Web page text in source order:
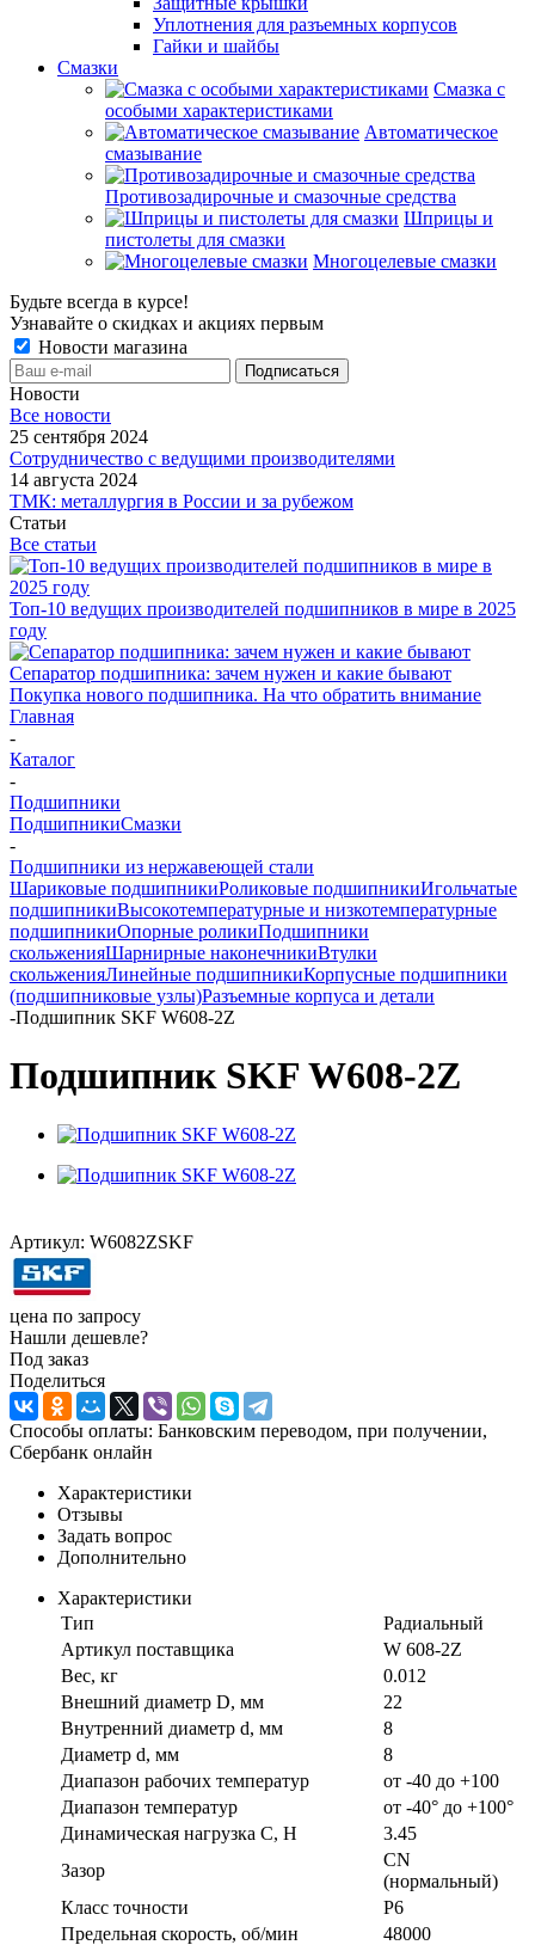
Уплотнения для разъемных корпусов
Гайки и шайбы
Смазки
Смазка с
особыми характеристиками
Автоматическое
смазывание
Противозадирочные и смазочные средства
Шприцы и
пистолеты для смазки
Многоцелевые смазки
Будьте всегда в курсе!
Узнавайте о скидках и акциях первым
Новости магазина
Новости
Все новости
25 сентября 2024
Сотрудничество с ведущими производителями
14 августа 2024
ТМК: металлургия в России и за рубежом
Статьи
Все статьи
Топ-10 ведущих производителей подшипников в мире в 2025
году
Сепаратор подшипника: зачем нужен и какие бывают
Покупка нового подшипника. На что обратить внимание
Главная
-
Каталог
-
Подшипники
ПодшипникиСмазки
-
Подшипники из нержавеющей стали
Шариковые подшипникиРоликовые подшипникиИгольчатые
подшипникиВысокотемпературные и низкотемпературные
подшипникиОпорные роликиПодшипники
скольженияШарнирные наконечникиВтулки
скольженияЛинейные подшипникиКорпусные подшипники
(подшипниковые узлы)Разъемные корпуса и детали
-Подшипник SKF W608-2Z
Подшипник SKF W608-2Z
Артикул: W6082ZSKF
цена по запросу
Нашли дешевле?
Под заказ
Поделиться
Способы оплаты: Банковским переводом, при получении,
Сбербанк онлайн
Характеристики
Отзывы
Задать вопрос
Дополнительно
Характеристики
Тип
Радиальный
Артикул поставщика
W 608-2Z
Вес, кг
0.012
Внешний диаметр D, мм
22
Внутренний диаметр d, мм
8
Диаметр d, мм
8
Диапазон рабочих температур
от -40 до +100
Диапазон температур
от -40° до +100°
Динамическая нагрузка C, Н
3.45
Зазор
CN
(нормальный)
Класс точности
P6
Предельная скорость, об/мин
48000